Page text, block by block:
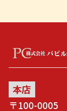
本店
〒100-0005